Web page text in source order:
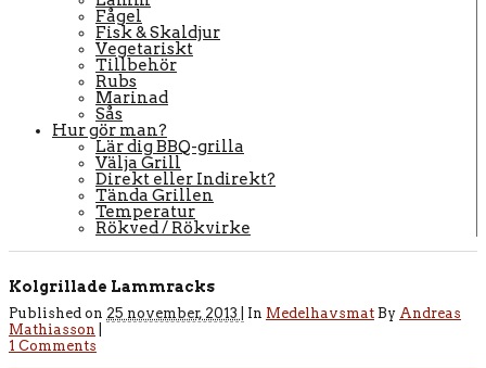
Fågel
Fisk & Skaldjur
Vegetariskt
Tillbehör
Rubs
Marinad
Sås
Hur gör man?
Lär dig BBQ-grilla
Välja Grill
Direkt eller Indirekt?
Tända Grillen
Temperatur
Rökved / Rökvirke
Kolgrillade Lammracks
Published on 25 november, 2013 | In Medelhavsmat By Andreas
Mathiasson
1 Comments